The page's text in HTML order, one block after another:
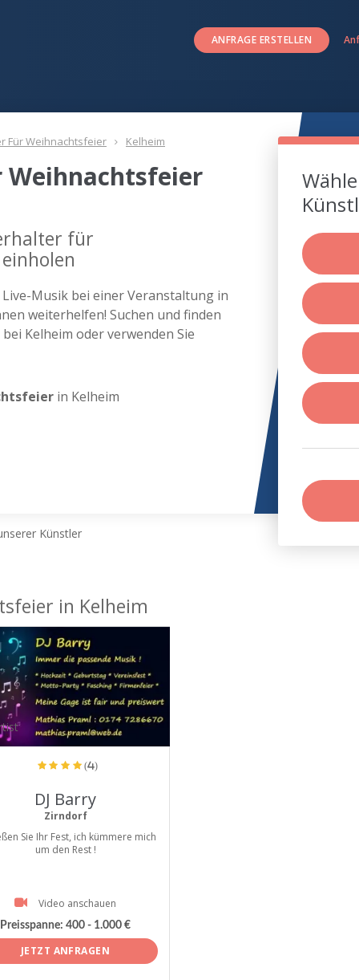
ANFRAGE ERSTELLEN
Für Weihnachtsfeier Kelheim
für
Musik bei einer Veranstaltung in
weiterhelfen! Suchen und finden
Kelheim oder verwenden Sie
in Kelheim
Künstler
in Kelheim
(4)
DJ Barry
Zirndorf
Sie Ihr Fest, ich kümmere mich
um den Rest !
Video anschauen
Preisspanne: 400 - 1.000 €
JETZT ANFRAGEN